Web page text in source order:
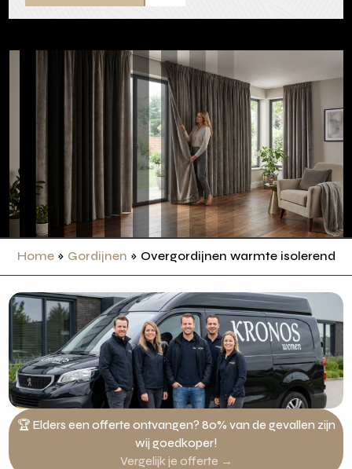
Home » Gordijnen » Overgordijnen warmte isolerend
🏆 Elders een offerte ontvangen? 80% van de gevallen zijn
wij goedkoper!
Vergelijk je offerte →